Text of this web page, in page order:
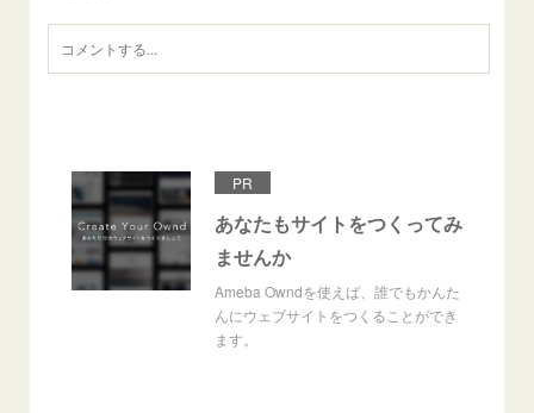
PR
あなたもサイトをつくってみ
ませんか
Ameba Owndを使えば、誰でもかんた
んにウェブサイトをつくることができ
ます。